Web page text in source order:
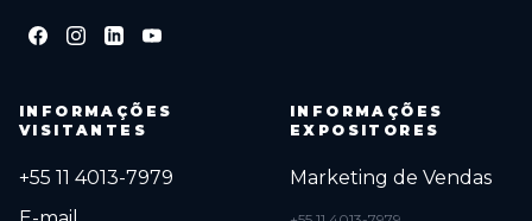
INFORMAÇÕES
VISITANTES
+55 11 4013-7979
INFORMAÇÕES
EXPOSITORES
Marketing de Vendas